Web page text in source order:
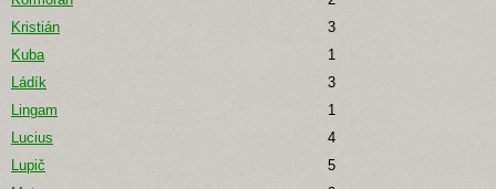
Kristián
3
Kuba
1
Ládík
3
Lingam
1
Lucius
4
Lupič
5